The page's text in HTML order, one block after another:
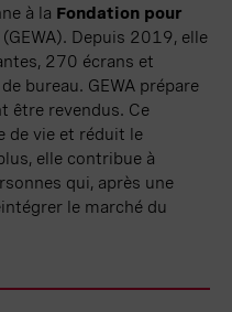
à la Fondation pour
(GEWA). Depuis 2019, elle
, 270 écrans et
bureau. GEWA prépare
être revendus. Ce
de vie et réduit le
elle contribue à
qui, après une
le marché du